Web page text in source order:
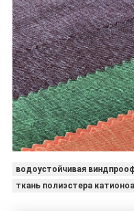
водоустойчивая
ткань полиэстера